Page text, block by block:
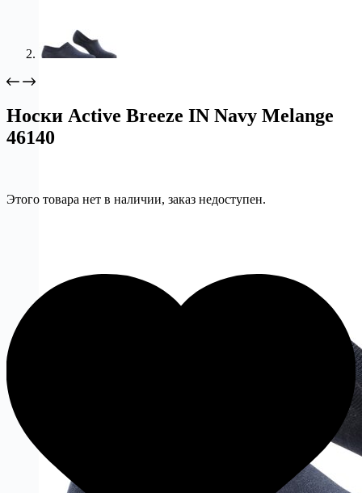
Носки Active Breeze IN Navy Melange
46140
Этого товара нет в наличии, заказ недоступен.